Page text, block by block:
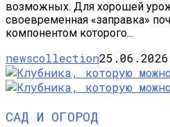
возможных. Для хорошей
своевременная «заправка»
компонентом которого...
newscollection25.06.2026
САД И ОГОРОД